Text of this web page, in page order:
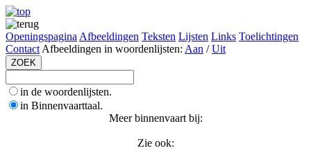
Openingspagina Afbeeldingen Teksten Lijsten Links Toelichtingen
Contact Afbeeldingen in woordenlijsten: Aan /Uit
in de woordenlijsten.
in Binnenvaarttaal.
Meer binnenvaart bij:
Zie ook: